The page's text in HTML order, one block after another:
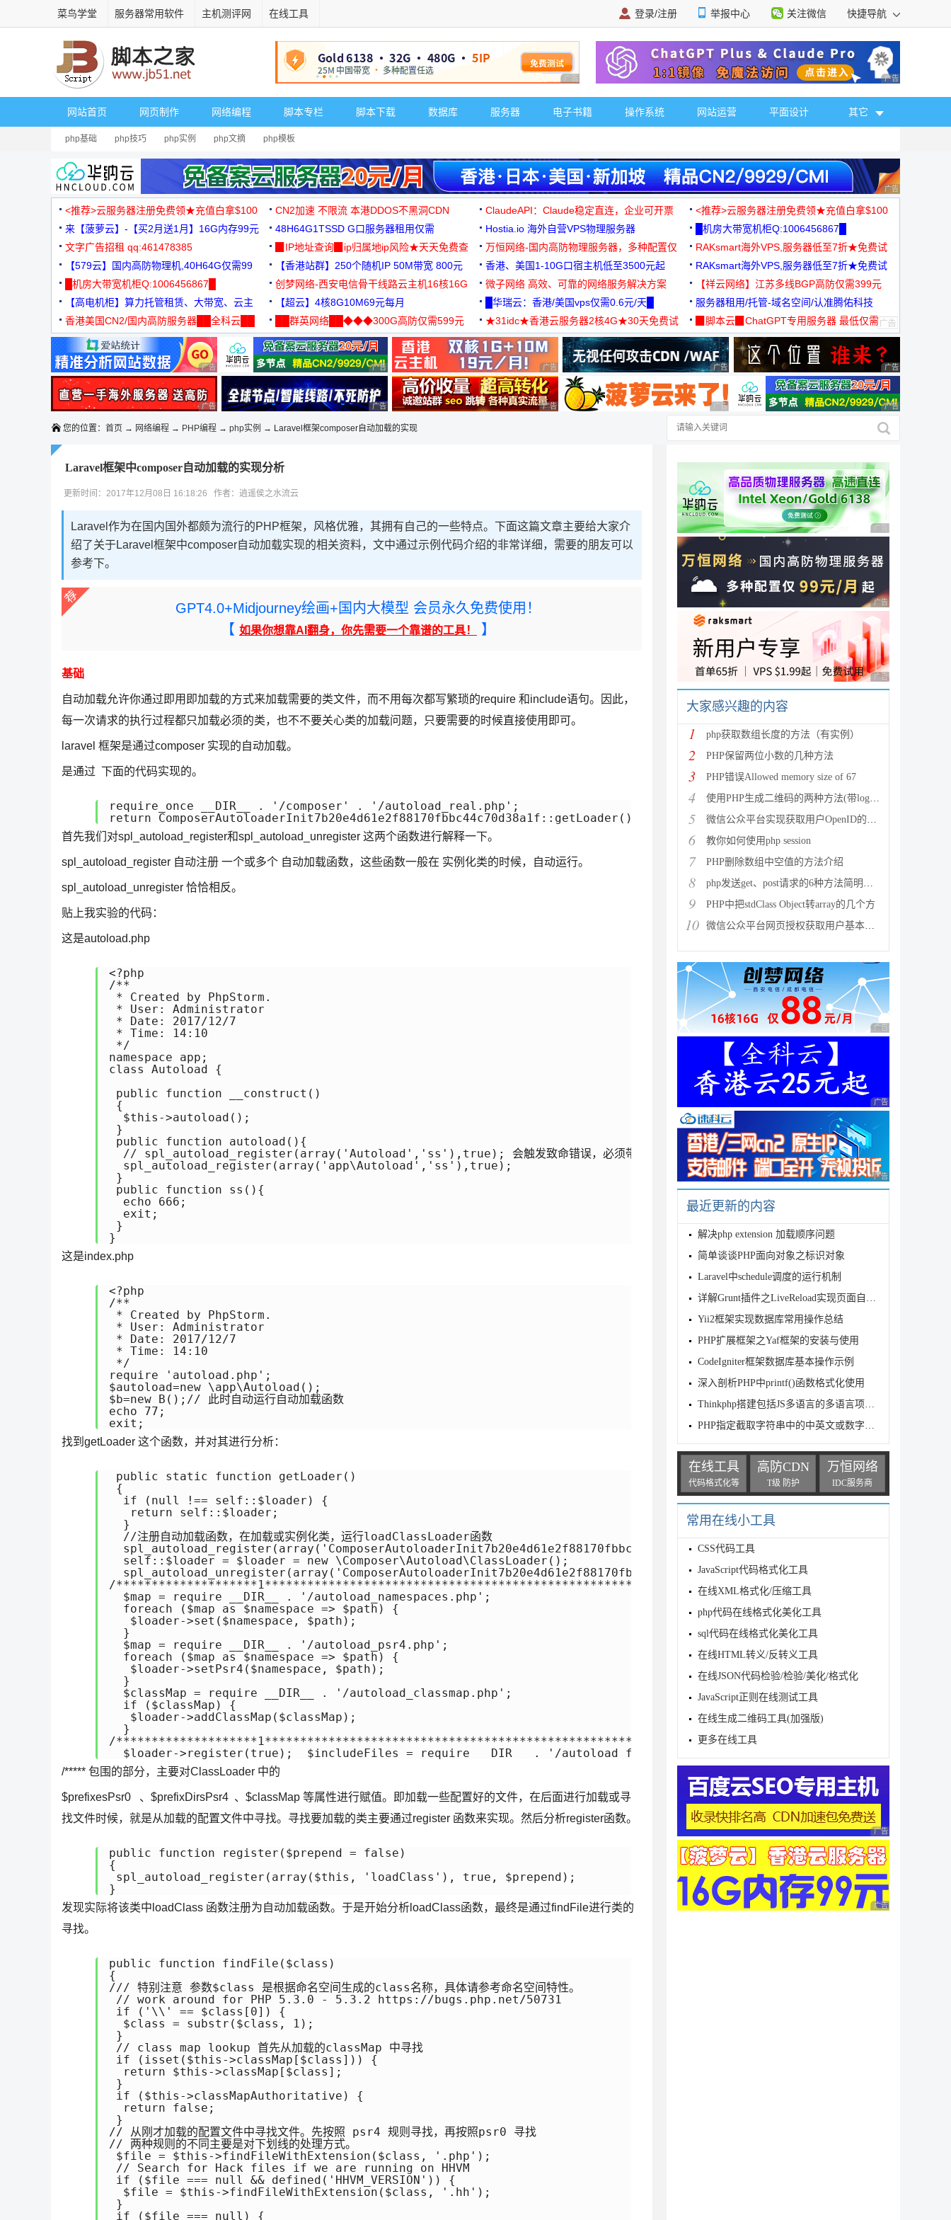
菜鸟学堂 服务器常用软件 主机测评网 在线工具 登录/注册 举报中心 关注微信 快捷导航
广告 商业广告，理性选择 广告 商业广告，理
网站首页 网页制作 网络编程 脚本专栏 脚本下载 数据库 服务器 电子书籍 操作系统 网站运营 平面设计 其它
php基础 php技巧 php实例 php文摘 php模板
广告 商业广告，理
<推荐>云服务器注册免费领★充值白拿$100 CN2加速 不限流 本港DDOS不黑洞CDN ClaudeAPI：Claude稳定直连，企业可开票
<推荐>云服务器注册免费领★充值白拿$100
来【菠萝云】-【买2月送1月】16G内存99元
48H64G1TSSD G口服务器租用仅需
3000+可免费测试
Hostia.io 海外自营VPS物理服务器
█机房大带宽机柜Q:1006456867█
文字广告招租 qq:461478385
▉IP地址查询▉ip归属地ip风险★天天免费查
万恒网络-国内高防物理服务器，多种配置仅
99元/月起
RAKsmart海外VPS,服务器低至7折★免费试
用★
【579云】国内高防物理机,40H64G仅需99
元
【香港站群】250个随机IP 50M带宽 800元 香港、美国1-10G口宿主机低至3500元起
RAKsmart海外VPS,服务器低至7折★免费试
用★
█机房大带宽机柜Q:1006456867█
创梦网络-西安电信骨干线路云主机16核16G
88元/月
微子网络 高效、可靠的网络服务解决方案
【祥云网络】江苏多线BGP高防仅需399元
【高电机柜】算力托管租赁、大带宽、云主
机
【超云】4核8G10M69元每月 █华瑞云：香港/美国vps仅需0.6元/天█
服务器租用/托管-域名空间/认准腾佑科技
香港美国CN2/国内高防服务器██全科云██
██群英网络██◆◆◆300G高防仅需599元
◆◆◆
★31idc★香港云服务器2核4G★30天免费试
用◆
▉脚本云▉ChatGPT专用服务器 最低仅需
19元/月
广告 商业广告，理性选择 广告 商业广告，理性选择 广告 商业广告，理性选择 广告 商业广告，理性选择 广告 商业广告，理
广告 商业广告，理性选择 广告 商业广告，理性选择 广告 商业广告，理性选择 广告 商业广告，理性选择 广告 商业广告，理
您的位置： 首页 → 网络编程 → PHP编程 → php实例 → Laravel框架composer自动加载的实现
Laravel框架中composer自动加载的实现分析
更新时间：2017年12月08日 16:18:26 作者：逍遥侯之水流云
Laravel作为在国内国外都颇为流行的PHP框架，风格优雅，其拥有自己的一些特点。下面这篇文章主要给大家介
绍了关于Laravel框架中composer自动加载实现的相关资料，文中通过示例代码介绍的非常详细，需要的朋友可以
参考下。
GPT4.0+Midjourney绘画+国内大模型 会员永久免费使用！
【 如果你想靠AI翻身，你先需要一个靠谱的工具！ 】
基础
自动加载允许你通过即用即加载的方式来加载需要的类文件，而不用每次都写繁琐的require 和include语句。因此，
每一次请求的执行过程都只加载必须的类，也不不要关心类的加载问题，只要需要的时候直接使用即可。
laravel 框架是通过composer 实现的自动加载。
是通过 下面的代码实现的。
require_once __DIR__ . '/composer' . '/autoload_real.php';
return ComposerAutoloaderInit7b20e4d61e2f88170fbbc44c70d38a1f::getLoader();
首先我们对spl_autoload_register和spl_autoload_unregister 这两个函数进行解释一下。
spl_autoload_register 自动注册 一个或多个 自动加载函数，这些函数一般在 实例化类的时候，自动运行。
spl_autoload_unregister 恰恰相反。
贴上我实验的代码：
这是autoload.php
<?php
/**
* Created by PhpStorm.
* User: Administrator
* Date: 2017/12/7
* Time: 14:10
*/
namespace app;
class Autoload {
public function __construct()
{
  $this->autoload();
}
public function autoload(){
  // spl_autoload_register(array('Autoload','ss'),true); 会触发致命错误，必须带上命名空间
  spl_autoload_register(array('app\Autoload','ss'),true);
}
public function ss(){
  echo 666;
  exit;
}
}
这是index.php
<?php
/**
* Created by PhpStorm.
* User: Administrator
* Date: 2017/12/7
* Time: 14:10
*/
require 'autoload.php';
$autoload=new \app\Autoload();
$b=new B();// 此时自动运行自动加载函数
echo 77;
exit;
找到getLoader 这个函数，并对其进行分析：
public static function getLoader()
{
  if (null !== self::$loader) {
   return self::$loader;
  }
  //注册自动加载函数，在加载或实例化类，运行loadClassLoader函数
spl_autoload_register(array('ComposerAutoloaderInit7b20e4d61e2f88170fbbc44c70d38a1f', 'loadClassLoader'), true,
  self::$loader = $loader = new \Composer\Autoload\ClassLoader();
  spl_autoload_unregister(array('ComposerAutoloaderInit7b20e4d61e2f88170fbbc44c70d38a1f', 'loadClassLoader'));
/********************1********************************************************
  $map = require __DIR__ . '/autoload_namespaces.php';
  foreach ($map as $namespace => $path) {
   $loader->set($namespace, $path);
  }
  $map = require __DIR__ . '/autoload_psr4.php';
  foreach ($map as $namespace => $path) {
   $loader->setPsr4($namespace, $path);
  }
  $classMap = require __DIR__ . '/autoload_classmap.php';
  if ($classMap) {
   $loader->addClassMap($classMap);
  }
/********************1********************************************************
$loader->register(true);  $includeFiles = require __DIR__ . '/autoload_files.php';  foreach ($includeFiles as
/***** 包围的部分，主要对ClassLoader 中的
$prefixesPsr0 、$prefixDirsPsr4 、$classMap 等属性进行赋值。即加载一些配置好的文件，在后面进行加载或寻
找文件时候，就是从加载的配置文件中寻找。寻找要加载的类主要通过register 函数来实现。然后分析register函数。
public function register($prepend = false)
{
spl_autoload_register(array($this, 'loadClass'), true, $prepend);
}
发现实际将该类中loadClass 函数注册为自动加载函数。于是开始分析loadClass函数，最终是通过findFile进行类的
寻找。
public function findFile($class)
{
/// 特别注意 参数$class 是根据命名空间生成的class名称，具体请参考命名空间特性。
// work around for PHP 5.3.0 - 5.3.2 https://bugs.php.net/50731
if ('\\' == $class[0]) {
  $class = substr($class, 1);
}
// class map lookup 首先从加载的classMap 中寻找
if (isset($this->classMap[$class])) {
  return $this->classMap[$class];
}
if ($this->classMapAuthoritative) {
  return false;
}
// 从刚才加载的配置文件中寻找文件。先按照 psr4 规则寻找，再按照psr0 寻找
// 两种规则的不同主要是对下划线的处理方式。
$file = $this->findFileWithExtension($class, '.php');
// Search for Hack files if we are running on HHVM
if ($file === null && defined('HHVM_VERSION')) {
  $file = $this->findFileWithExtension($class, '.hh');
}
if ($file === null) {
广告 商业广告，理性
广告 商业广告，理性
广告 商业广告，理性
大家感兴趣的内容
1 php获取数组长度的方法（有实例）
2 PHP保留两位小数的几种方法
3 PHP错误Allowed memory size of 67
4 使用PHP生成二维码的两种方法(带logo图像)
5 微信公众平台实现获取用户OpenID的方法
6 教你如何使用php session
7 PHP删除数组中空值的方法介绍
8 php发送get、post请求的6种方法简明总结
9 PHP中把stdClass Object转array的几个方
10 微信公众平台网页授权获取用户基本信息中授权回调域名设置的变动
广告 商业广告，理性
广告 商业广告，理性
广告 商业广告，理性
最近更新的内容
解决php extension 加载顺序问题
简单谈谈PHP面向对象之标识对象
Laravel中schedule调度的运行机制
详解Grunt插件之LiveReload实现页面自动刷新（两种方案）
Yii2框架实现数据库常用操作总结
PHP扩展框架之Yaf框架的安装与使用
CodeIgniter框架数据库基本操作示例
深入剖析PHP中printf()函数格式化使用
Thinkphp搭建包括JS多语言的多语言项目实现方法
PHP指定截取字符串中的中英文或数字字符的实例分享
在线工具
代码格式化等
高防CDN
T级 防护
万恒网络
IDC服务商
常用在线小工具
CSS代码工具
JavaScript代码格式化工具
在线XML格式化/压缩工具
php代码在线格式化美化工具
sql代码在线格式化美化工具
在线HTML转义/反转义工具
在线JSON代码检验/检验/美化/格式化
JavaScript正则在线测试工具
在线生成二维码工具(加强版)
更多在线工具
广告 商业广告，理性
广告 商业广告，理性